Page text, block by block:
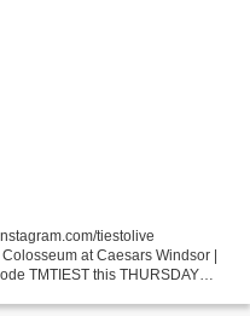
tiestolive
at Caesars Windsor |
TMTIEST this THURSDAY